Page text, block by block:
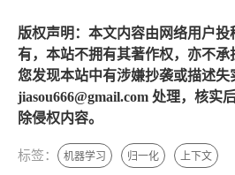
版权声明：本文内容由网络用户
有，本站不拥有其著作权，亦不
您发现本站中有涉嫌抄袭或描述失
jiasou666@gmail.com 处理，核实
除侵权内容。
标签： 机器学习 归一化 上下文